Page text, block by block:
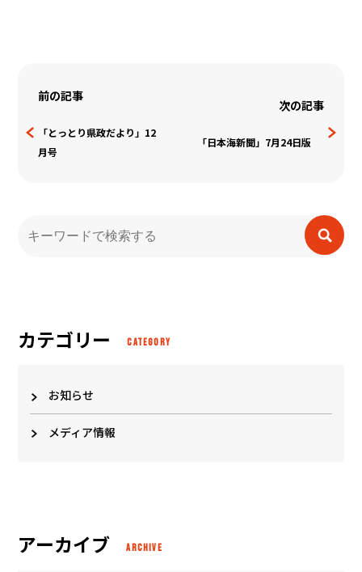
前の記事
「とっとり県政だより」12
月号
次の記事
「日本海新聞」7月24日版
カテゴリー CATEGORY
お知らせ
メディア情報
アーカイブ ARCHIVE